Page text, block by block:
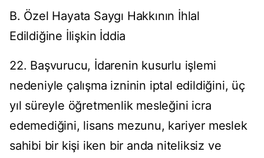
B. Özel Hayata Saygı Hakkının İhlal
Edildiğine İlişkin İddia
22. Başvurucu, İdarenin kusurlu işlemi
nedeniyle çalışma izninin iptal edildiğini, üç
yıl süreyle öğretmenlik mesleğini icra
edemediğini, lisans mezunu, kariyer meslek
sahibi bir kişi iken bir anda niteliksiz ve